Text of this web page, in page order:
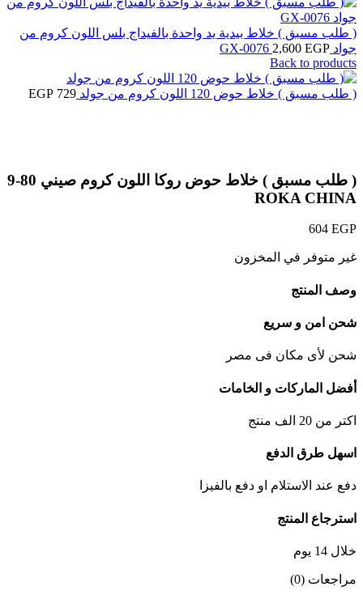
( طلب مسبق ) خلاط بيدية يد واحدة بالفيداج بلس اللون كروم من
جواد GX-0076
2,600 EGP
Back to products
( طلب مسبق ) خلاط حوض 120 اللون كروم من جولد 729
EGP
( طلب مسبق ) خلاط حوض روكا اللون كروم صيني 80-9
ROKA CHINA
604 EGP
غير متوفر في المخزون
وصف المنتج
شحن امن و سريع
شحن لأى مكان فى مصر
أفضل الماركات و الخامات
اكتر من 20 الف منتج
اسهل طرق الدفع
دفع عند الاستلام او دفع بالفيزا
استرجاع المنتج
خلال 14 يوم
مراجعات (0)